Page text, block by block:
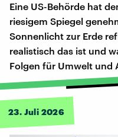
Eine US-Behörde hat
riesigem Spiegel
Sonnenlicht zur Erde
realistisch das ist und
Folgen für Umwelt und
23. Juli 2026